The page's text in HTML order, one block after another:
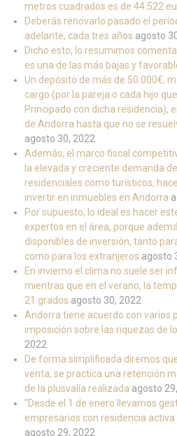
metros cuadrados es de 44.522
Deberás renovarlo pasado el
adelante, cada tres años agosto
Dicho esto, lo resumimos
es una de las más bajas y
Un depósito de más de 50.000€,
cargo (por la pareja o cada hijo
Principado con dicha residencia),
de Andorra hasta que no se
agosto 30, 2022
Además, el marco fiscal
la elevada y creciente demanda
residenciales como turísticos,
invertir en inmuebles en Andorra
Por supuesto, lo ideal es hacer
expertos en el área, porque
disponibles de inversión, tanto
como para los extranjeros agosto
En invierno el clima no suele ser
mientras que en el verano, la
21 grados agosto 30, 2022
Andorra tiene acuerdo con varios
imposición sobre las riquezas de
2022
De forma simplificada diremos
venta, se practica una retención
de la plusvalía realizada agosto
“Desde el 1 de enero llevamos
empresarios con residencia activa
agosto 29, 2022